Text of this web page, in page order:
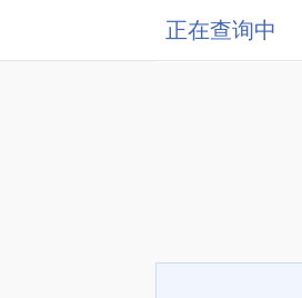
正在查询中